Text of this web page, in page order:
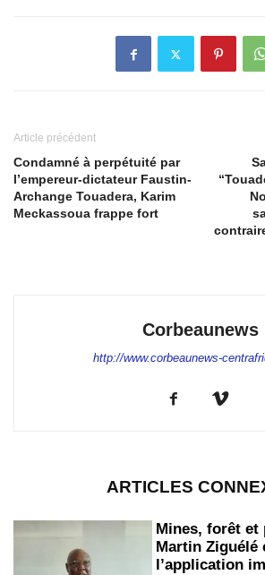
Article précédent
Condamné à perpétuité par
l’empereur-dictateur Faustin-
Archange Touadera, Karim
Meckassoua frappe fort
Corbeaunews
http://www.corbeaunews-
ARTICLES
Mines, forêt et
Martin Ziguélé
l’application